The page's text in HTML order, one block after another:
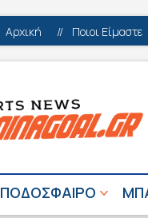
Αρχική // Ποιοι Είμαστε
ΠΟΔΟΣΦΑΙΡΟ